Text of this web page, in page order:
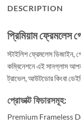
DESCRIPTION
প্রিমিয়াম ফ্রেমলেস
স্টাইলিশ ফ্রেমলেস ডিজাইন,
কম্বিনেশনে এই সানগ্লাস
ট্রাভেল, আউটডোর কিংবা
প্রোডাক্ট ফিচারসমূহ:
Premium Frameless